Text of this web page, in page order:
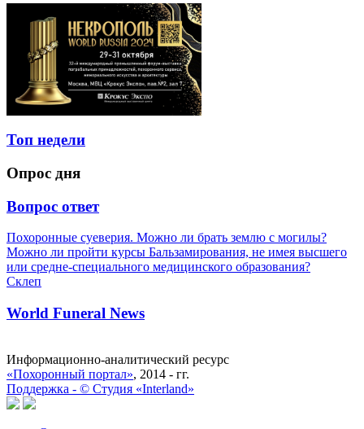
Топ недели
Опрос дня
Вопрос ответ
Похоронные суеверия. Можно ли брать землю с могилы?
Можно ли пройти курсы Бальзамирования, не имея высшего
или средне-специального медицинского образования?
Склеп
World Funeral News
Информационно-аналитический ресурс
«Похоронный портал», 2014 - гг.
Поддержка - © Cтудия «Interland»